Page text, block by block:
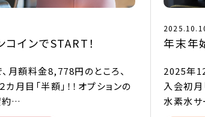
インでSTART！
月額料金8,778円のところ、
カ月目「半額」！！オプションの
約…
年末年
2025年
入会初月
水素水